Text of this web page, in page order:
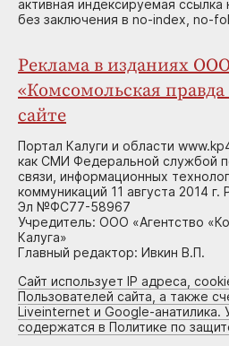
активная индексируемая ссылка
без заключения в no-index, no-
Реклама в изданиях
«Комсомольская правда
сайте
Портал Калуги и области
как СМИ Федеральной службой
связи, информационных
коммуникаций 11 августа 2014
Эл №ФС77-58967
Учредитель: ООО «Агентство
Калуга»
Главный редактор: Ивкин В.П.
Сайт использует IP адреса,
Пользователей сайта, а также
Liveinternet и Google-анатилика.
содержатся в Политике по